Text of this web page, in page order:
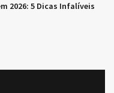
2026: 5 Dicas Infalíveis